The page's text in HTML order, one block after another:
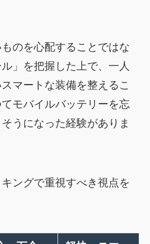
のを心配することではな
」を把握した上で、一人
マートな装備を整えるこ
モバイルバッテリーを忘
うになった経験がありま
ングで重視すべき視点を